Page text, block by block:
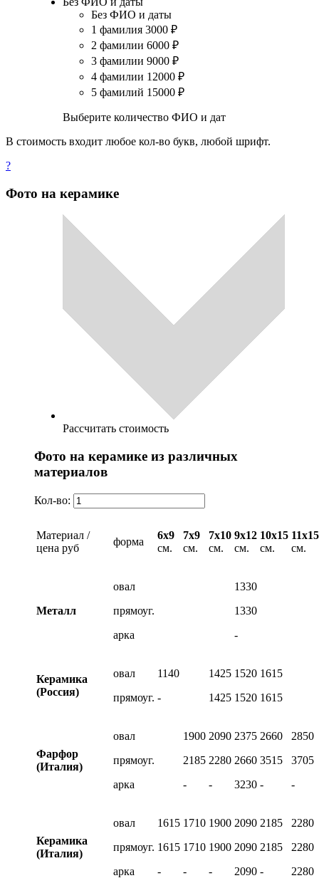
Без ФИО и даты
1 фамилия 3000 ₽
2 фамилии 6000 ₽
3 фамилии 9000 ₽
4 фамилии 12000 ₽
5 фамилий 15000 ₽
Выберите количество ФИО и дат
В стоимость входит любое кол-во букв, любой шрифт.
?
Фото на керамике
Рассчитать стоимость
Фото на керамике из различных
материалов
Кол-во:
Материал /
цена руб
форма
6х9
см.
7х9
см.
7х10
см.
9х12
см.
10х15
см.
11х15
см.
Металл
овал
прямоуг.
арка
1330
1330
-
Керамика
(Россия)
овал
прямоуг.
1140
-
1425
1425
1520
1520
1615
1615
Фарфор
(Италия)
овал
прямоуг.
арка
1900
2185
-
2090
2280
-
2375
2660
3230
2660
3515
-
2850
3705
-
Керамика
(Италия)
овал
прямоуг.
арка
1615
1615
-
1710
1710
-
1900
1900
-
2090
2090
2090
2185
2185
-
2280
2280
2280